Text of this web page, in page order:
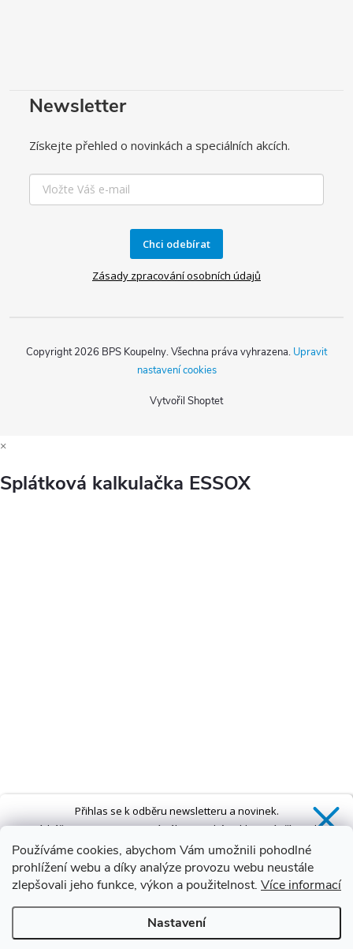
Používáme cookies, abychom Vám umožnili pohodlné
prohlížení webu a díky analýze provozu webu neustále
zlepšovali jeho funkce, výkon a použitelnost. Více informací
Nastavení
Newsletter
Získejte přehled o novinkách a speciálních akcích.
Chci odebírat
Zásady zpracování osobních údajů
Vytvořil Shoptet
Copyright 2026 BPS Koupelny. Všechna práva vyhrazena. Upravit
nastavení cookies
×
Splátková kalkulačka ESSOX
Přihlas se k odběru newsletteru a novinek.
ZískášSLEVU 5 %na první nákup a také exkluzivní přístup k
novinkám, slevám a dalším speciálním nabídkám.*
Ano, chci se přihlásit
Zásady zpracování osobních údajů